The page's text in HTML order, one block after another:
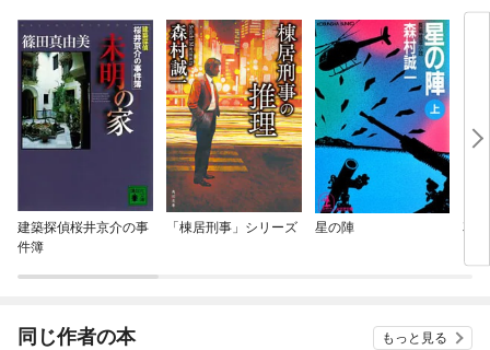
建築探偵桜井京介の事
件簿
「棟居刑事」シリーズ 星の陣 花
同じ作者の本 もっと見る